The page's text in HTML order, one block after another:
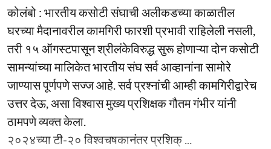
कोलंबो : भारतीय कसोटी संघाची अलीकडच्या काळातील
घरच्या मैदानावरील कामगिरी फारशी प्रभावी राहिलेली नसली,
तरी १५ ऑगस्टपासून श्रीलंकेविरुद्ध सुरू होणाऱ्या दोन कसोटी
सामन्यांच्या मालिकेत भारतीय संघ सर्व आव्हानांना सामोरे
जाण्यास पूर्णपणे सज्ज आहे. सर्व प्रश्नांची आम्ही कामगिरीद्वारेच
उत्तर देऊ, असा विश्वास मुख्य प्रशिक्षक गौतम गंभीर यांनी
ठामपणे व्यक्त केला.
२०२४च्या टी-२० विश्वचषकानंतर प्रशिक् ...